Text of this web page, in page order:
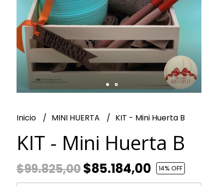
Inicio MINI HUERTA KIT - Mini Huerta B
KIT - Mini Huerta B
$99.825,00$85.184,00 14% OFF